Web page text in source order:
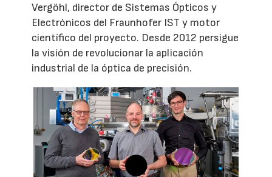
Vergöhl, director de Sistemas Ópticos y
Electrónicos del Fraunhofer IST y motor
científico del proyecto. Desde 2012 persigue
la visión de revolucionar la aplicación
industrial de la óptica de precisión.